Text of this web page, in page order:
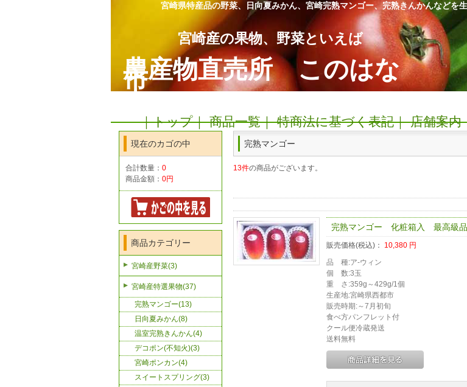
宮崎県特産品の野菜、日向夏みかん、宮崎完熟マンゴー、完熟きんかんなど
宮崎産の果物、野菜といえば
農産物直売所 このはな
市
｜トップ｜ 商品一覧｜ 特商法に基づく表記｜ 店舗案内
現在のカゴの中
合計数量： 0
商品金額： 0円
商品カテゴリー
宮崎産野菜(3)
宮崎産特選果物(37)
完熟マンゴー(13)
日向夏みかん(8)
温室完熟きんかん(4)
デコポン(不知火)(3)
宮崎ポンカン(4)
スイートスプリング(3)
完熟マンゴー
13件の商品がございます。
完熟マンゴー 化粧箱入 最高級品
販売価格(税込)： 10,380 円
品 種:ア-ウィン
個 数:3玉
重 さ:359g～429g/1個
生産地:宮崎県西都市
販売時期:～7月初旬
食べ方パンフレット付
クール便冷蔵発送
送料無料